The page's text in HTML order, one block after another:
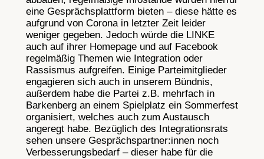
eine Gesprächsplattform bieten – diese hätte es
aufgrund von Corona in letzter Zeit leider
weniger gegeben. Jedoch würde die LINKE
auch auf ihrer Homepage und auf Facebook
regelmäßig Themen wie Integration oder
Rassismus aufgreifen. Einige Parteimitglieder
engagieren sich auch in unserem Bündnis,
außerdem habe die Partei z.B. mehrfach in
Barkenberg an einem Spielplatz ein Sommerfest
organisiert, welches auch zum Austausch
angeregt habe. Bezüglich des Integrationsrats
sehen unsere Gesprächspartner:innen noch
Verbesserungsbedarf – dieser habe für die